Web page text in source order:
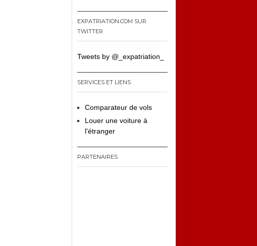
EXPATRIATION.COM SUR
TWITTER
Tweets by @_expatriation_
SERVICES ET LIENS
Comparateur de vols
Louer une voiture à
l'étranger
PARTENAIRES